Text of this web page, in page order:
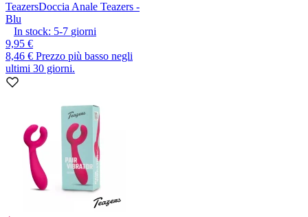
TeazersDoccia Anale Teazers -
Blu
In stock: 5-7 giorni
9,95 €
8,46 € Prezzo più basso negli
ultimi 30 giorni.